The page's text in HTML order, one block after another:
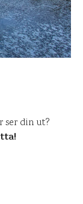
ser din ut?